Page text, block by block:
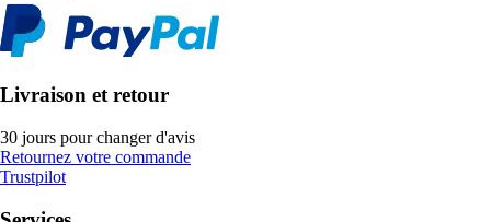
Livraison et retour
30 jours pour changer d'avis
Retournez votre commande
Trustpilot